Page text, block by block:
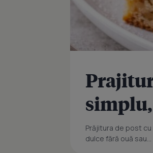
Prăjitura de post
dulce fără ouă sau...